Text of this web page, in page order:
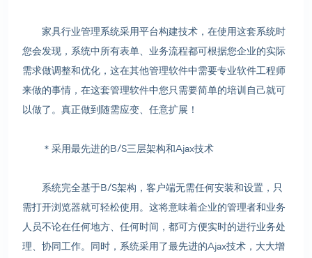
家具行业管理系统采用平台构建技术，在使用这套系统时
您会发现，系统中所有表单、业务流程都可根据您企业的实际
需求做调整和优化，这在其他管理软件中需要专业软件工程师
来做的事情，在这套管理软件中您只需要简单的培训自己就可
以做了。真正做到随需应变、任意扩展！
＊采用最先进的B/S三层架构和Ajax技术
系统完全基于B/S架构，客户端无需任何安装和设置，只
需打开浏览器就可轻松使用。这将意味着企业的管理者和业务
人员不论在任何地方、任何时间，都可方便实时的进行业务处
理、协同工作。同时，系统采用了最先进的Ajax技术，大大增